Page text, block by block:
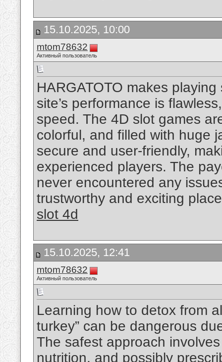
15.10.2025, 10:00
mtom78632
Активный пользователь
HARGATOTO makes
site’s performance is
speed. The 4D slot games
colorful, and filled with huge
secure and user-friendly,
experienced players. The
never encountered any
trustworthy and exciting
slot 4d
15.10.2025, 12:41
mtom78632
Активный пользователь
Learning how to detox from
turkey” can be dangerous
The safest approach
nutrition, and possibly